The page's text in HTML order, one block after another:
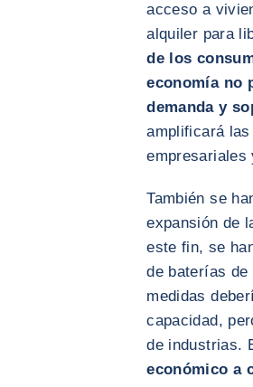
acceso a
alquiler para
de los
economía no
demanda y
amplificará
empresariales
También se
expansión de
este fin, se
de baterías
medidas
capacidad,
de industrias.
económico a